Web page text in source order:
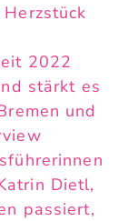
2022
stärkt es
und
Dietl,
passiert,